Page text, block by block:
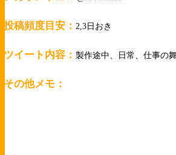
投稿頻度目安： 2,3日おき
ツイート内容：製作途中、日常、仕事の
その他メモ：